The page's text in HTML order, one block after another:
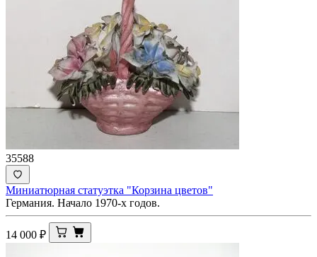
35588
Миниатюрная статуэтка "Корзина цветов"
Германия. Начало 1970-х годов.
14 000 ₽